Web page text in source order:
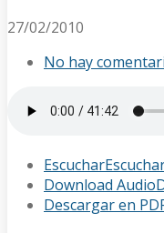
27/02/2010
No hay
Escuchar
Download Audio
Descargar en